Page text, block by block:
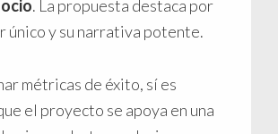
. La propuesta destaca por
único y su narrativa potente.
métricas de éxito, sí es
el proyecto se apoya en una